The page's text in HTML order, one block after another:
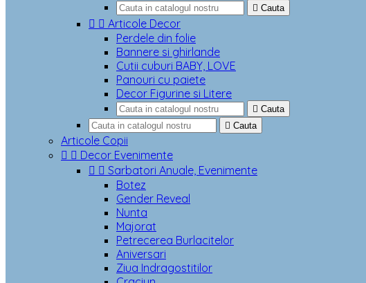
 Cauta
  Articole Decor
Perdele din folie
Bannere si ghirlande
Cutii cuburi BABY, LOVE
Panouri cu paiete
Decor Figurine si Litere
 Cauta
 Cauta
Articole Copii
  Decor Evenimente
  Sarbatori Anuale, Evenimente
Botez
Gender Reveal
Nunta
Majorat
Petrecerea Burlacitelor
Aniversari
Ziua Indragostitilor